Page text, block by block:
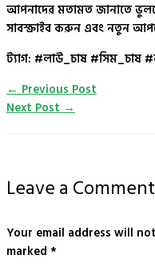
আপনাদের মতামত জানাতে
সাবস্ক্রাইব করুন এবং নতুন
ট্যাগ: #লাউ_চাষ #সিম_চাষ
← Previous Post
Next Post →
Leave a Comment
Your email address will
marked *